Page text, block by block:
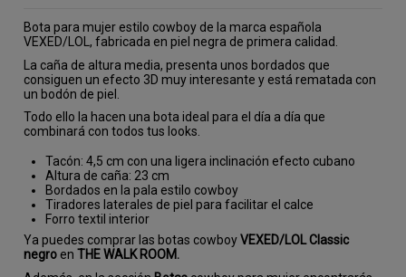
Bota para mujer estilo cowboy de la marca española
VEXED/LOL, fabricada en piel negra de primera calidad.
La caña de altura media, presenta unos bordados que
consiguen un efecto 3D muy interesante y está rematada con
un bodón de piel.
Todo ello la hacen una bota ideal para el día a día que
combinará con todos tus looks.
Tacón: 4,5 cm con una ligera inclinación efecto cubano
Altura de caña: 23 cm
Bordados en la pala estilo cowboy
Tiradores laterales de piel para facilitar el calce
Forro textil interior
Ya puedes comprar las botas cowboyVEXED/LOL Classic
negro enTHE WALK ROOM.